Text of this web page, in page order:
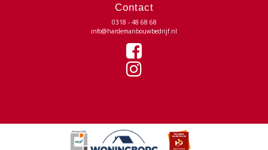
Contact
0318 - 48 68 68
info@hardemanbouwbedrijf.nl